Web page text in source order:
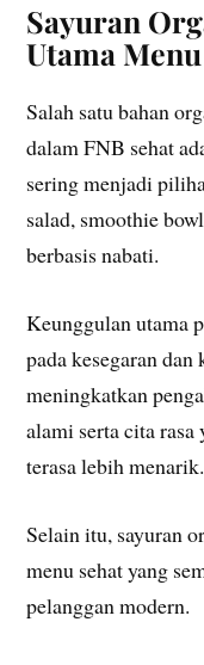
Sayuran
Utama
Salah satu bahan
dalam FNB sehat
sering menjadi
salad, smoothie
berbasis nabati.
Keunggulan utama
pada kesegaran
meningkatkan
alami serta cita
terasa lebih menarik.
Selain itu, sayuran
menu sehat yang
pelanggan modern.